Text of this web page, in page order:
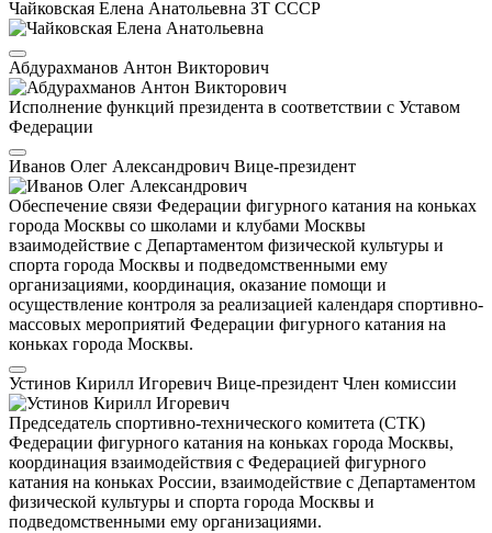
Чайковская Елена Анатольевна ЗТ СССР
Абдурахманов Антон Викторович
Исполнение функций президента в соответствии с Уставом
Федерации
Иванов Олег Александрович Вице-президент
Обеспечение связи Федерации фигурного катания на коньках
города Москвы со школами и клубами Москвы
взаимодействие с Департаментом физической культуры и
спорта города Москвы и подведомственными ему
организациями, координация, оказание помощи и
осуществление контроля за реализацией календаря спортивно-
массовых мероприятий Федерации фигурного катания на
коньках города Москвы.
Устинов Кирилл Игоревич Вице-президент Член комиссии
Председатель спортивно-технического комитета (СТК)
Федерации фигурного катания на коньках города Москвы,
координация взаимодействия с Федерацией фигурного
катания на коньках России, взаимодействие с Департаментом
физической культуры и спорта города Москвы и
подведомственными ему организациями.